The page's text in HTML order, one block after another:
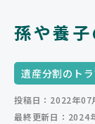
遺産分割の
相続放棄
家族信託・遺
孫や養
遺産分割のト
投稿日：2022年07
最終更新日：2024